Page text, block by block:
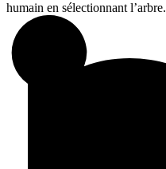
humain en sélectionnantl’arbre.